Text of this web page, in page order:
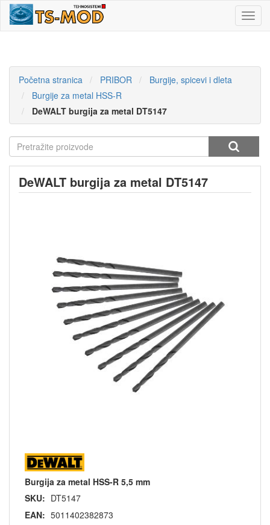
Početna stranica PRIBOR
Burgije, spicevi i dleta
Burgije za metal HSS-R
DeWALT burgija za metal DT5147
DeWALT burgija za metal DT5147
Burgija za metal HSS-R 5,5 mm
SKU: DT5147
EAN: 5011402382873